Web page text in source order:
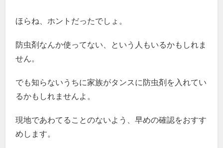
ほらね、ホントだったでしょ。
防虫剤なんか使ってない、という人もいるかもしれま
せん。
でも知らないうちに家族がタンスに防虫剤を入れてい
るかもしれませんよ。
現地であわてることのないよう、早めの確認をおすす
めします。